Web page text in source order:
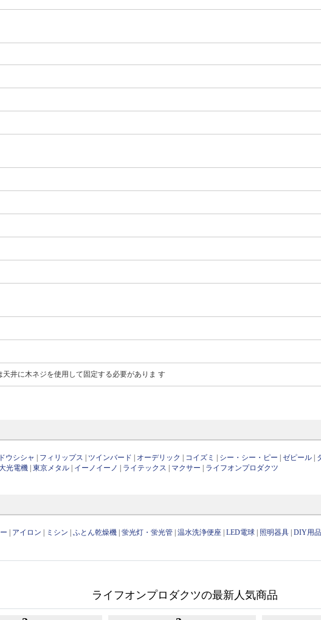
井に木ネジを使用して固定する必要がありま す
ドウシシャ フィリップス ツインバード オーデリック コイズミ シー・シー・ピー |ゼピール
大光電機 |東京メタル イーノイーノ ライテックス マクサー ライフオンプロダクツ
アイロン ミシン |ふとん乾燥機 |蛍光灯・蛍光管 |温水洗浄便座 |LED電球 照明器具 |DIY用
ライフオンプロダクツの最新人気商品